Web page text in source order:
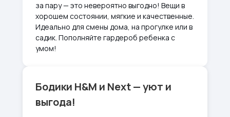
за пару — это невероятно выгодно! Вещи в
хорошем состоянии, мягкие и качественные.
Идеально для смены дома, на прогулке или в
садик. Пополняйте гардероб ребенка с
умом!
Бодики H&M и Next — уют и
выгода!